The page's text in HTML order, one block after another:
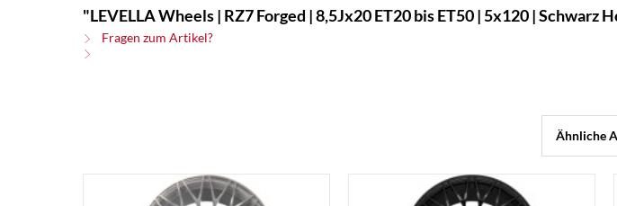
"LEVELLA Wheels | RZ7 Forged | 8,5Jx20 ET20 bis ET50 | 5x120 | Schwarz
Fragen zum Artikel?
Ähnliche